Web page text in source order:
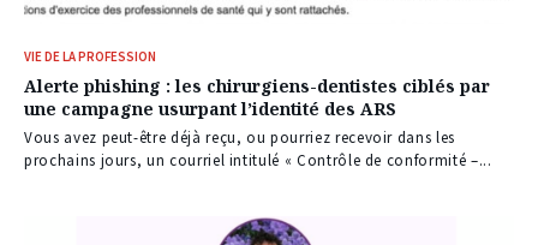
VIE DE LA PROFESSION
Alerte phishing : les chirurgiens-dentistes ciblés par
une campagne usurpant l’identité des ARS
Vous avez peut-être déjà reçu, ou pourriez recevoir dans les
prochains jours, un courriel intitulé « Contrôle de conformité –...